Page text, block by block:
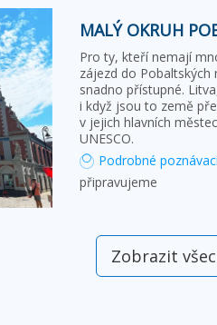
MALÝ OKRUH
Pro ty, kteří nemají
zájezd do
snadno přístupné.
i když jsou to země
v jejich hlavních
UNESCO.
Podrobné
připravujeme
Zobrazit